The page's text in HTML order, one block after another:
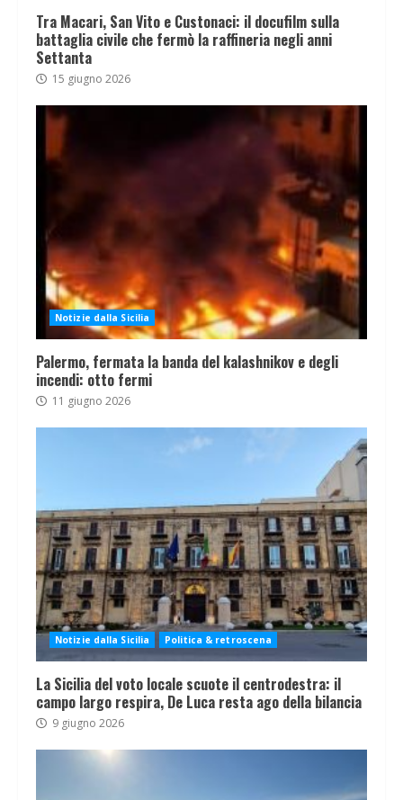
Tra Macari, San Vito e Custonaci: il docufilm sulla
battaglia civile che fermò la raffineria negli anni
Settanta
15 giugno 2026
Notizie dalla Sicilia
Palermo, fermata la banda del kalashnikov e degli
incendi: otto fermi
11 giugno 2026
Notizie dalla Sicilia Politica & retroscena
La Sicilia del voto locale scuote il centrodestra: il
campo largo respira, De Luca resta ago della bilancia
9 giugno 2026